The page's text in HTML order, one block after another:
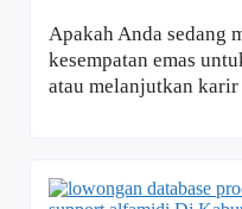
Apakah Anda sedang
kesempatan emas
atau melanjutkan